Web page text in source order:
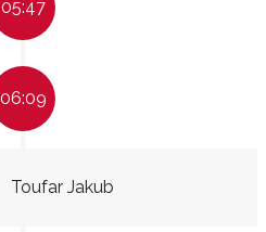
05:47
06:09
Toufar Jakub